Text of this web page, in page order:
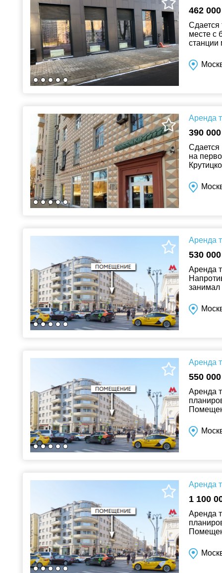
462
месте с
станции
Аренда
390
Сдается
на
Аренда
530
Аренда
занимал
Аренда
550
Аренда
Аренда
1 100
Аренда